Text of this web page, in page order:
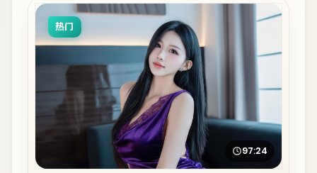
热门
97:24